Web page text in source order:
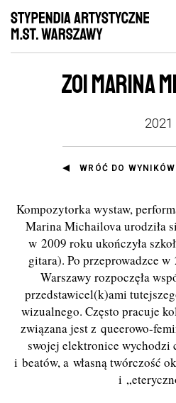
ZOI MARINA
2021
WRÓĆ DO
Kompozytorka wystaw,
Marina Michailova urodziła
w 2009 roku ukończyła
gitara). Po przeprowadzce
Warszawy rozpoczęła
przedstawicel(k)ami
wizualnego. Często pracuje
związana jest z queerowo-
swojej elektronice wychodzi
i beatów, a własną twórczość
i